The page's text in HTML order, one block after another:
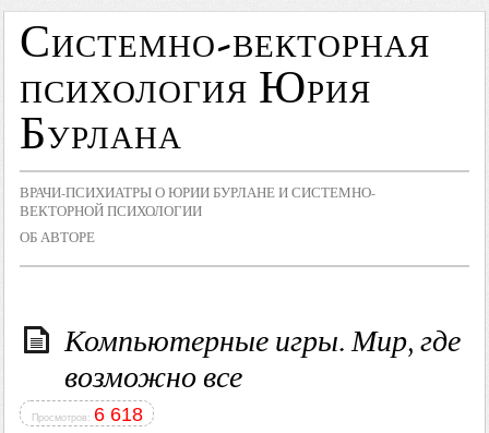
Системно-векторная
психология Юрия
Бурлана
ВРАЧИ-ПСИХИАТРЫ О ЮРИИ БУРЛАНЕ И СИСТЕМНО-
ВЕКТОРНОЙ ПСИХОЛОГИИ
ОБ АВТОРЕ
Компьютерные игры. Мир, где
возможно все
Просмотров: 6 618